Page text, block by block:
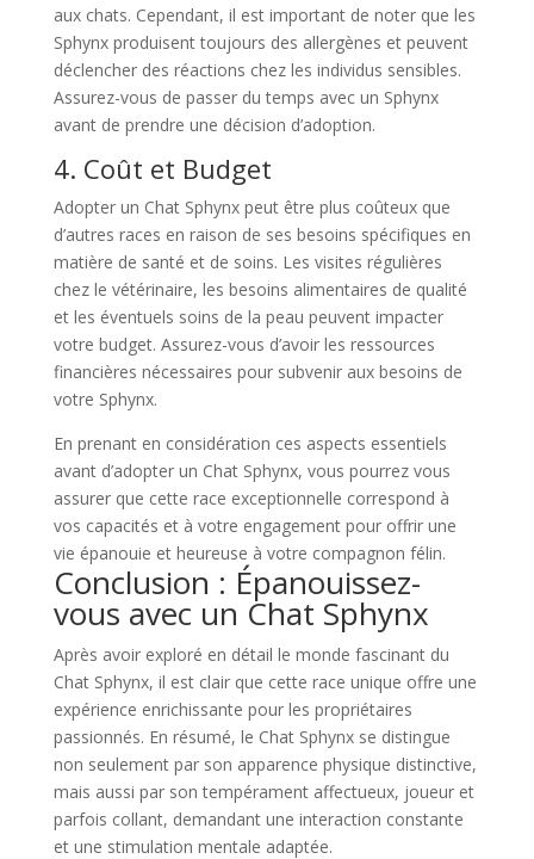
aux chats. Cependant, il est important de noter que les
Sphynx produisent toujours des allergènes et peuvent
déclencher des réactions chez les individus sensibles.
Assurez-vous de passer du temps avec un Sphynx
avant de prendre une décision d’adoption.
4. Coût et Budget
Adopter un Chat Sphynx peut être plus coûteux que
d’autres races en raison de ses besoins spécifiques en
matière de santé et de soins. Les visites régulières
chez le vétérinaire, les besoins alimentaires de qualité
et les éventuels soins de la peau peuvent impacter
votre budget. Assurez-vous d’avoir les ressources
financières nécessaires pour subvenir aux besoins de
votre Sphynx.
En prenant en considération ces aspects essentiels
avant d’adopter un Chat Sphynx, vous pourrez vous
assurer que cette race exceptionnelle correspond à
vos capacités et à votre engagement pour offrir une
vie épanouie et heureuse à votre compagnon félin.
Conclusion : Épanouissez-
vous avec un Chat Sphynx
Après avoir exploré en détail le monde fascinant du
Chat Sphynx, il est clair que cette race unique offre une
expérience enrichissante pour les propriétaires
passionnés. En résumé, le Chat Sphynx se distingue
non seulement par son apparence physique distinctive,
mais aussi par son tempérament affectueux, joueur et
parfois collant, demandant une interaction constante
et une stimulation mentale adaptée.